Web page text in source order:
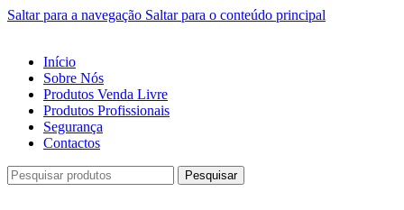
Saltar para a navegação Saltar para o conteúdo principal
Início
Sobre Nós
Produtos Venda Livre
Produtos Profissionais
Segurança
Contactos
Pesquisar